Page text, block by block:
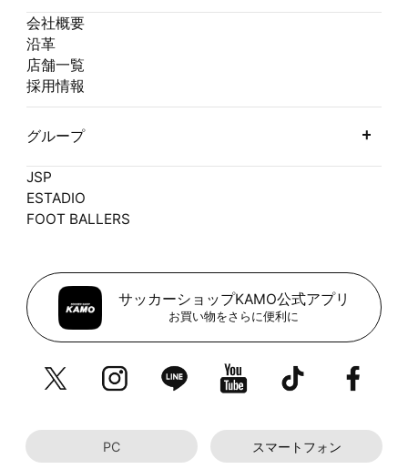
会社概要
沿革
店舗一覧
採用情報
グループ
JSP
ESTADIO
FOOT BALLERS
サッカーショップKAMO公式アプリ
お買い物をさらに便利に
PC スマートフォン